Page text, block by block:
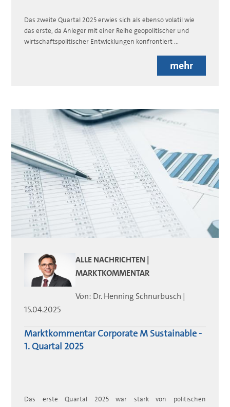
Das zweite Quartal 2025 erwies sich als ebenso volatil wie
das erste, da Anleger mit einer Reihe geopolitischer und
wirtschaftspolitischer Entwicklungen konfrontiert ...
mehr
ALLE NACHRICHTEN |
MARKTKOMMENTAR
Von: Dr. Henning Schnurbusch |
15.04.2025
Marktkommentar Corporate M Sustainable -
1. Quartal 2025
Das erste Quartal 2025 war stark von politischen